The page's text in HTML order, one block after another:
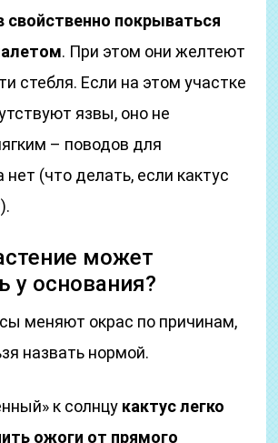
свойственно покрываться
. При этом они желтеют
стебля. Если на этом участке
язвы, оно не
– поводов для
нет (что делать, если кактус
может
у основания?
меняют окрас по причинам,
назвать нормой.
к солнцу кактус легко
ожоги от прямого